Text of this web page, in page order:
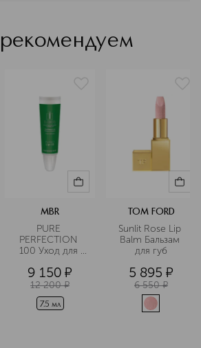
биоактивное восстановление кожи
подтверждая эффективность
средств клиническими испытаниями.
Подробнее
MBR
PURE
PERFECTION
100 Уход для
Совершенство
9 150 ¤
12 200 ¤
7.5 мл
TOM FORD
Sunlit Rose Lip
Balm Бальзам
для губ
5 895 ¤
6 550 ¤